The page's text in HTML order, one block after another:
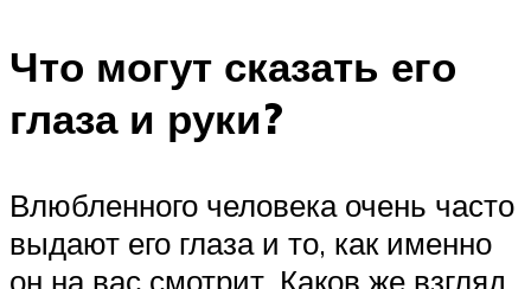
Что могут сказать его
глаза и руки?
Влюбленного человека очень часто
выдают его глаза и то, как именно
он на вас смотрит. Каков же взгляд